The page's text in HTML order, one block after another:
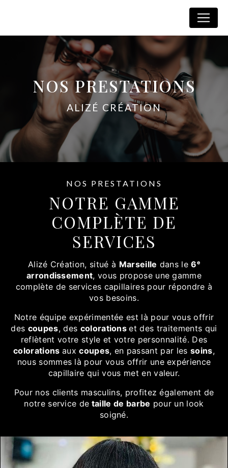
NOS PRESTATIONS
ALIZÉ CRÉATION
NOS PRESTATIONS
NOTRE GAMME
COMPLÈTE DE
SERVICES
Alizé Création, situé à Marseille dans le6ᵉ
arrondissement, vous propose une gamme
complète de services capillaires pour répondre à
vos besoins.
Notre équipe expérimentée est là pour vous offrir
des coupes, des colorationset des traitements qui
reflètent votre style et votre personnalité. Des
colorations auxcoupes, en passant par les soins,
nous sommes là pour vous offrir une expérience
capillaire qui vous met en valeur.
Pour nos clients masculins, profitez également de
notre service de taille de barbe pour un look
soigné.